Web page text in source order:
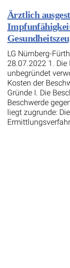
Ärztlich
LG Nürnberg-
28.07.2022 1.
unbegründet
Kosten der
Gründe I. Die
Beschwerde
liegt zugrunde: